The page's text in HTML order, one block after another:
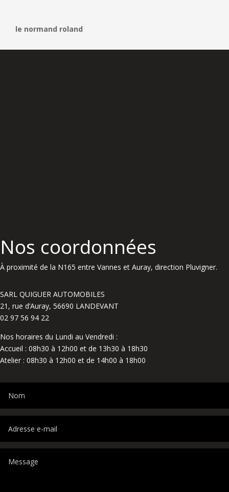
le normand roland
Nos coordonnées
À proximité de la N165 entre Vannes et Auray, direction Pluvigner.
SARL QUIGUER AUTOMOBILES
21, rue d’Auray, 56690 LANDEVANT
02 97 56 94 22
Nos horaires du Lundi au Vendredi :
Accueil : 08h30 à 12h00 et de 13h30 à 18h30
Atelier : 08h30 à 12h00 et de 14h00 à 18h00